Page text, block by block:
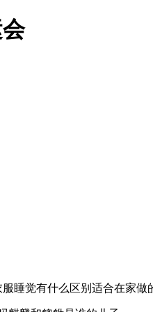
睡觉有什么区别适合在家做